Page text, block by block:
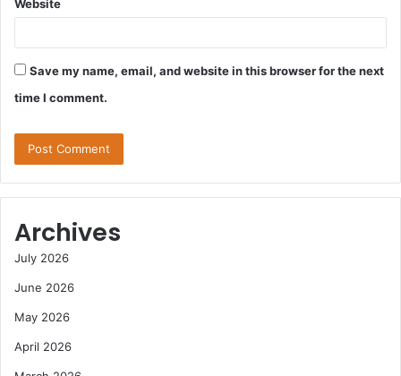
Website
Save my name, email, and website in this browser for the next
time I comment.
Archives
July 2026
June 2026
May 2026
April 2026